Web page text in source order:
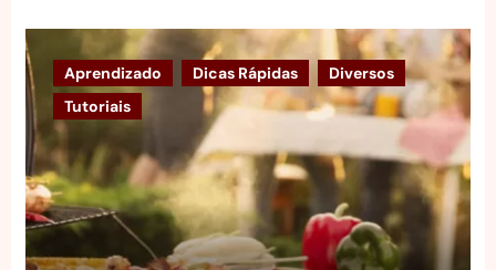
Aprendizado Dicas Rápidas
Diversos
Tutoriais